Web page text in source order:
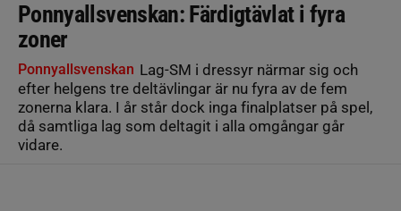
Ponnyallsvenskan: Färdigtävlat i fyra
zoner
Ponnyallsvenskan Lag-SM i dressyr närmar sig och
efter helgens tre deltävlingar är nu fyra av de fem
zonerna klara. I år står dock inga finalplatser på spel,
då samtliga lag som deltagit i alla omgångar går
vidare.